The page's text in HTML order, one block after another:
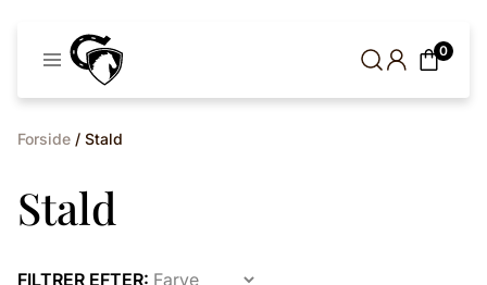
0
Forside / Stald
Stald
FILTRER EFTER: